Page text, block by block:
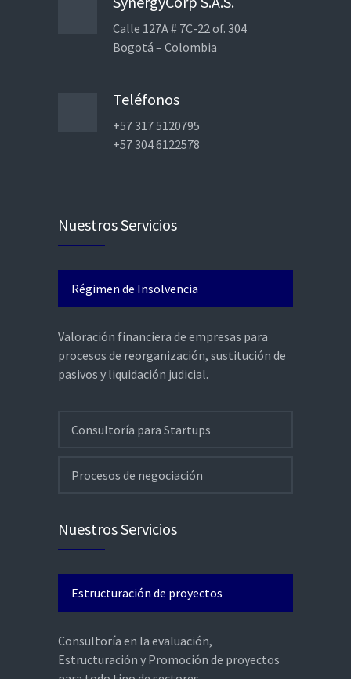
Calle 127A # 7C-22 of. 304
Bogotá – Colombia
Teléfonos
+57 317 5120795
+57 304 6122578
Nuestros Servicios
Régimen de Insolvencia
Valoración financiera de empresas para
procesos de reorganización, sustitución de
pasivos y liquidación judicial.
Consultoría para Startups
Procesos de negociación
Nuestros Servicios
Estructuración de proyectos
Consultoría en la evaluación,
Estructuración y Promoción de proyectos